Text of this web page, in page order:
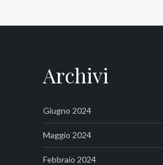
Archivi
Giugno 2024
Maggio 2024
Febbraio 2024